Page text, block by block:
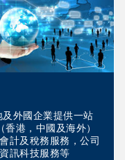
外國企業提供一站
港，中國及海外）
計及稅務服務，公司
訊科技服務等